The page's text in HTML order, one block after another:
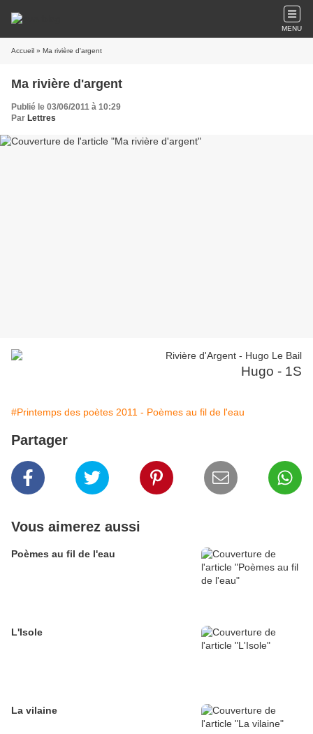
MENU
Accueil » Ma rivière d'argent
Ma rivière d'argent
Publié le 03/06/2011 à 10:29
Par Lettres
Hugo - 1S
#Printemps des poètes 2011 - Poèmes au fil de l'eau
Partager
Vous aimerez aussi
Poèmes au fil de l'eau
L'Isole
La vilaine